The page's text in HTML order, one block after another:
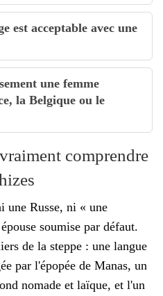
est acceptable avec une
une femme
la Belgique ou le
comprendre
une Russe, ni « une
soumise par défaut.
de la steppe : une langue
par l'épopée de Manas, un
nomade et laïque, et l'un